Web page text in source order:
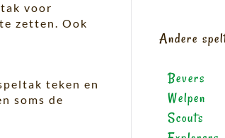
voor
zetten. Ook
teken en
soms de
Andere
Bevers
Welpen
Scouts